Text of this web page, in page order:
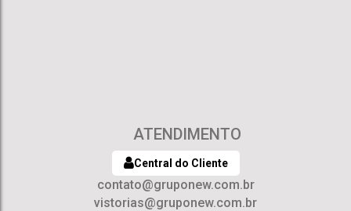
ATENDIMENTO
Central do Cliente
contato@gruponew.com.br
vistorias@gruponew.com.br